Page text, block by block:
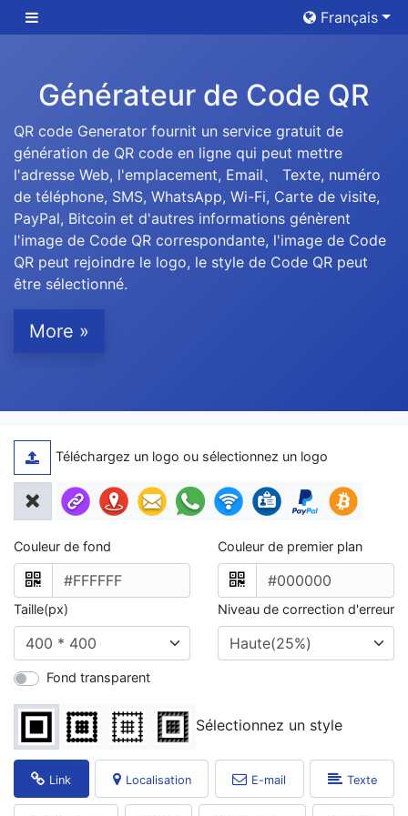
Français
Générateur de Code QR
QR code Generator fournit un service gratuit de
génération de QR code en ligne qui peut mettre
l'adresse Web, l'emplacement, Email、 Texte, numéro
de téléphone, SMS, WhatsApp, Wi-Fi, Carte de visite,
PayPal, Bitcoin et d'autres informations génèrent
l'image de Code QR correspondante, l'image de Code
QR peut rejoindre le logo, le style de Code QR peut
être sélectionné.
More »
Téléchargez un logo ou sélectionnez un logo
Couleur de fond Couleur de premier plan
Taille(px) Niveau de correction d'erreur
Fond transparent
Sélectionnez un style
Link Localisation E-mail Texte